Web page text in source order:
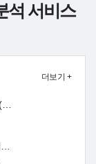
석 서비스
[서비스 안내] 부품, 소재 내 휘발성유기화합물(VOC) 분석 서비스 안내
더보기 +